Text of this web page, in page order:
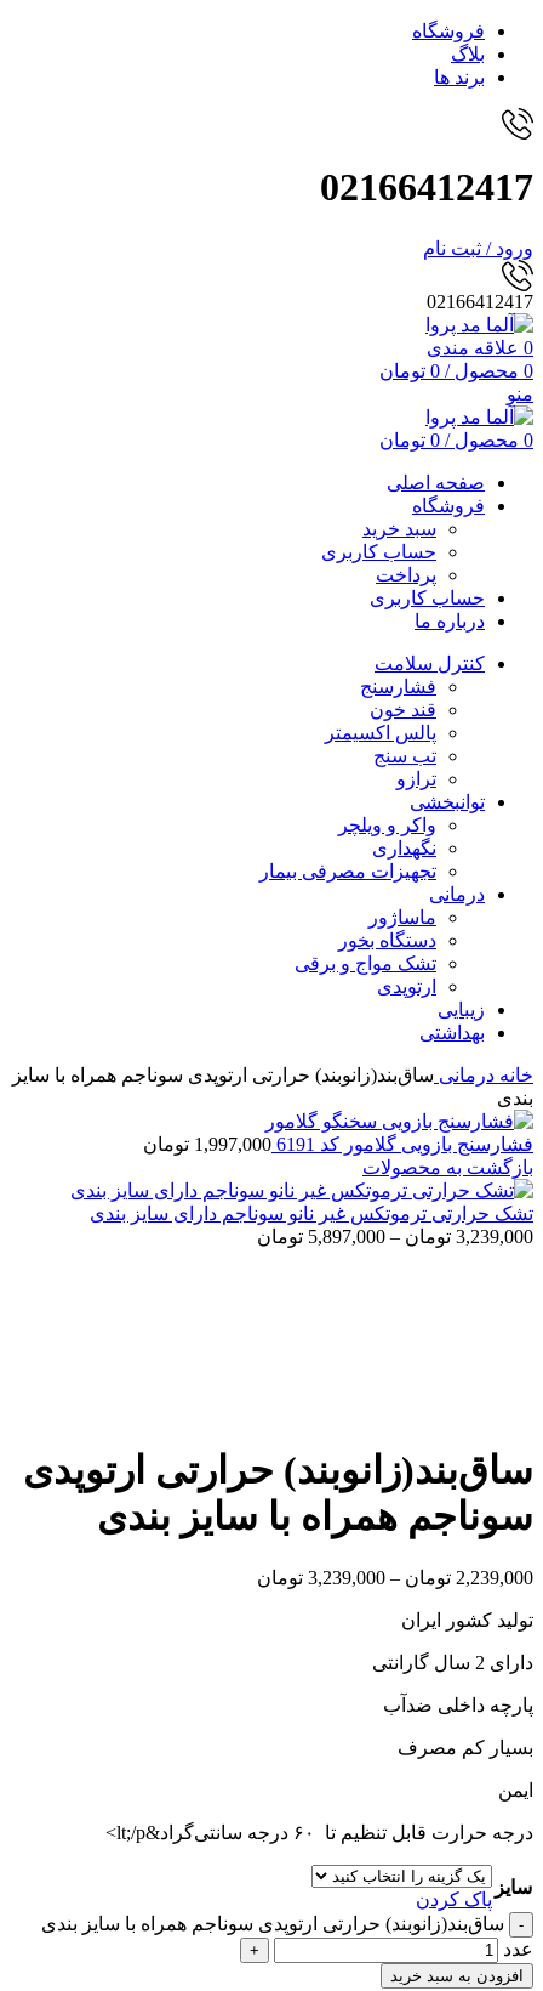
فروشگاه
بلاگ
برند ها
02166412417
ورود / ثبت نام
02166412417
0 علاقه مندی
0 محصول /
0 تومان
منو
0 محصول /
0 تومان
صفحه اصلی
فروشگاه
سبد خرید
حساب کاربری
پرداخت
حساب کاربری
درباره ما
کنترل سلامت
فشارسنج
قند خون
پالس اکسیمتر
تب سنج
ترازو
توانبخشی
واکر و ویلچر
نگهداری
تجهیزات مصرفی بیمار
درمانی
ماساژور
دستگاه بخور
تشک مواج و برقی
ارتوپدی
زیبایی
بهداشتی
خانه درمانی ساق‌بند(زانوبند) حرارتی ارتوپدی سوناجم همراه با سایز
بندی
فشارسنج بازویی گلامور کد 6191 1,997,000 تومان
بازگشت به محصولات
تشک حرارتی ترموتکس غیر نانو سوناجم دارای سایز بندی
3,239,000 تومان –
5,897,000 تومان
ساق‌بند(زانوبند) حرارتی ارتوپدی
سوناجم همراه با سایز بندی
2,239,000 تومان –
3,239,000 تومان
تولید کشور ایران
دارای 2 سال گارانتی
پارچه داخلی ضدآب
بسیار کم مصرف
ایمن
درجه حرارت قابل تنظیم تا ۶۰ درجه سانتی‌گراد&lt;/p>
سایز
پاک کردن
ساق‌بند(زانوبند) حرارتی ارتوپدی سوناجم همراه با سایز بندی
عدد
افزودن به سبد خرید